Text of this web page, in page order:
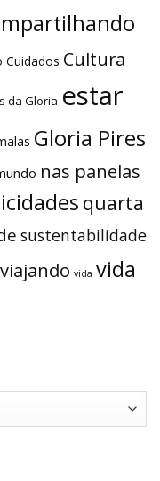
Cuidados Cultura
da Gloria estar
Gloria Pires
nas panelas
quarta
sustentabilidade
viajando vida vida